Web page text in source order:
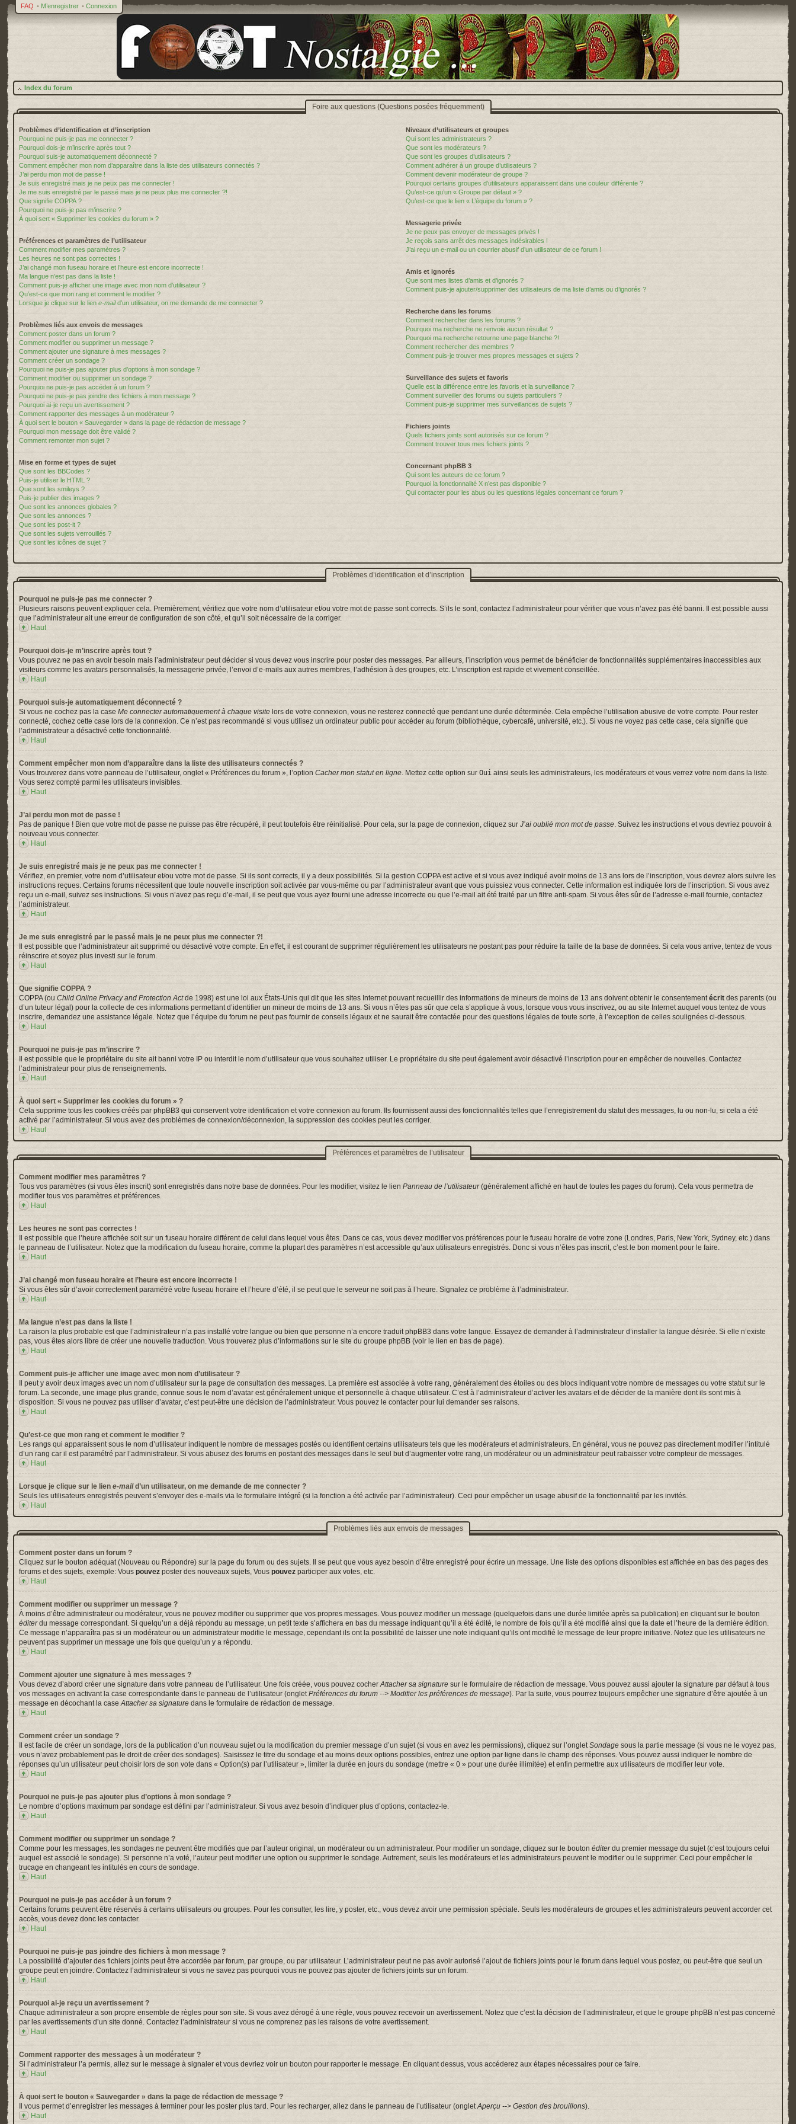
FAQ • M’enregistrer • Connexion
Index du forum
Foire aux questions (Questions posées fréquemment)
Problèmes d’identification et d’inscription
Pourquoi ne puis-je pas me connecter ?
Pourquoi dois-je m’inscrire après tout ?
Pourquoi suis-je automatiquement déconnecté ?
Comment empêcher mon nom d’apparaître dans la liste des utilisateurs connectés ?
J’ai perdu mon mot de passe !
Je suis enregistré mais je ne peux pas me connecter !
Je me suis enregistré par le passé mais je ne peux plus me connecter ?!
Que signifie COPPA ?
Pourquoi ne puis-je pas m’inscrire ?
À quoi sert « Supprimer les cookies du forum » ?
Préférences et paramètres de l’utilisateur
Comment modifier mes paramètres ?
Les heures ne sont pas correctes !
J’ai changé mon fuseau horaire et l’heure est encore incorrecte !
Ma langue n’est pas dans la liste !
Comment puis-je afficher une image avec mon nom d’utilisateur ?
Qu’est-ce que mon rang et comment le modifier ?
Lorsque je clique sur le lien e-maild’un utilisateur, on me demande de me connecter ?
Problèmes liés aux envois de messages
Comment poster dans un forum ?
Comment modifier ou supprimer un message ?
Comment ajouter une signature à mes messages ?
Comment créer un sondage ?
Pourquoi ne puis-je pas ajouter plus d’options à mon sondage ?
Comment modifier ou supprimer un sondage ?
Pourquoi ne puis-je pas accéder à un forum ?
Pourquoi ne puis-je pas joindre des fichiers à mon message ?
Pourquoi ai-je reçu un avertissement ?
Comment rapporter des messages à un modérateur ?
À quoi sert le bouton « Sauvegarder » dans la page de rédaction de message ?
Pourquoi mon message doit être validé ?
Comment remonter mon sujet ?
Mise en forme et types de sujet
Que sont les BBCodes ?
Puis-je utiliser le HTML ?
Que sont les smileys ?
Puis-je publier des images ?
Que sont les annonces globales ?
Que sont les annonces ?
Que sont les post-it ?
Que sont les sujets verrouillés ?
Que sont les icônes de sujet ?
Niveaux d’utilisateurs et groupes
Qui sont les administrateurs ?
Que sont les modérateurs ?
Que sont les groupes d’utilisateurs ?
Comment adhérer à un groupe d’utilisateurs ?
Comment devenir modérateur de groupe ?
Pourquoi certains groupes d’utilisateurs apparaissent dans une couleur différente ?
Qu’est-ce qu’un « Groupe par défaut » ?
Qu’est-ce que le lien « L’équipe du forum » ?
Messagerie privée
Je ne peux pas envoyer de messages privés !
Je reçois sans arrêt des messages indésirables !
J’ai reçu un e-mail ou un courrier abusif d’un utilisateur de ce forum !
Amis et ignorés
Que sont mes listes d’amis et d’ignorés ?
Comment puis-je ajouter/supprimer des utilisateurs de ma liste d’amis ou d’ignorés ?
Recherche dans les forums
Comment rechercher dans les forums ?
Pourquoi ma recherche ne renvoie aucun résultat ?
Pourquoi ma recherche retourne une page blanche ?!
Comment rechercher des membres ?
Comment puis-je trouver mes propres messages et sujets ?
Surveillance des sujets et favoris
Quelle est la différence entre les favoris et la surveillance ?
Comment surveiller des forums ou sujets particuliers ?
Comment puis-je supprimer mes surveillances de sujets ?
Fichiers joints
Quels fichiers joints sont autorisés sur ce forum ?
Comment trouver tous mes fichiers joints ?
Concernant phpBB 3
Qui sont les auteurs de ce forum ?
Pourquoi la fonctionnalité X n’est pas disponible ?
Qui contacter pour les abus ou les questions légales concernant ce forum ?
Problèmes d’identification et d’inscription
Pourquoi ne puis-je pas me connecter ?
Plusieurs raisons peuvent expliquer cela. Premièrement, vérifiez que votre nom d’utilisateur et/ou votre mot de passe sont corrects. S’ils le sont, contactez l’administrateur pour vérifier que vous n’avez pas été banni. Il est possible aussi
que l’administrateur ait une erreur de configuration de son côté, et qu’il soit nécessaire de la corriger.
Haut
Pourquoi dois-je m’inscrire après tout ?
Vous pouvez ne pas en avoir besoin mais l’administrateur peut décider si vous devez vous inscrire pour poster des messages. Par ailleurs, l’inscription vous permet de bénéficier de fonctionnalités supplémentaires inaccessibles aux
visiteurs comme les avatars personnalisés, la messagerie privée, l’envoi d’e-mails aux autres membres, l’adhésion à des groupes, etc. L’inscription est rapide et vivement conseillée.
Haut
Pourquoi suis-je automatiquement déconnecté ?
Si vous ne cochez pas la case Me connecter automatiquement à chaque visite lors de votre connexion, vous ne resterez connecté que pendant une durée déterminée. Cela empêche l’utilisation abusive de votre compte. Pour rester
connecté, cochez cette case lors de la connexion. Ce n’est pas recommandé si vous utilisez un ordinateur public pour accéder au forum (bibliothèque, cybercafé, université, etc.). Si vous ne voyez pas cette case, cela signifie que
l’administrateur a désactivé cette fonctionnalité.
Haut
Comment empêcher mon nom d’apparaître dans la liste des utilisateurs connectés ?
Vous trouverez dans votre panneau de l’utilisateur, onglet « Préférences du forum », l’option Cacher mon statut en ligne. Mettez cette option sur Oui ainsi seuls les administrateurs, les modérateurs et vous verrez votre nom dans la liste.
Vous serez compté parmi les utilisateurs invisibles.
Haut
J’ai perdu mon mot de passe !
Pas de panique ! Bien que votre mot de passe ne puisse pas être récupéré, il peut toutefois être réinitialisé. Pour cela, sur la page de connexion, cliquez sur J’ai oublié mon mot de passe. Suivez les instructions et vous devriez pouvoir à
nouveau vous connecter.
Haut
Je suis enregistré mais je ne peux pas me connecter !
Vérifiez, en premier, votre nom d’utilisateur et/ou votre mot de passe. Si ils sont corrects, il y a deux possibilités. Si la gestion COPPA est active et si vous avez indiqué avoir moins de 13 ans lors de l’inscription, vous devrez alors suivre les
instructions reçues. Certains forums nécessitent que toute nouvelle inscription soit activée par vous-même ou par l’administrateur avant que vous puissiez vous connecter. Cette information est indiquée lors de l’inscription. Si vous avez
reçu un e-mail, suivez ses instructions. Si vous n’avez pas reçu d’e-mail, il se peut que vous ayez fourni une adresse incorrecte ou que l’e-mail ait été traité par un filtre anti-spam. Si vous êtes sûr de l’adresse e-mail fournie, contactez
l’administrateur.
Haut
Je me suis enregistré par le passé mais je ne peux plus me connecter ?!
Il est possible que l’administrateur ait supprimé ou désactivé votre compte. En effet, il est courant de supprimer régulièrement les utilisateurs ne postant pas pour réduire la taille de la base de données. Si cela vous arrive, tentez de vous
réinscrire et soyez plus investi sur le forum.
Haut
Que signifie COPPA ?
COPPA (ou Child Online Privacy and Protection Actde 1998) est une loi aux États-Unis qui dit que les sites Internet pouvant recueillir des informations de mineurs de moins de 13 ans doivent obtenir le consentementécrit des parents (ou
d’un tuteur légal) pour la collecte de ces informations permettant d’identifier un mineur de moins de 13 ans. Si vous n’êtes pas sûr que cela s’applique à vous, lorsque vous vous inscrivez, ou au site Internet auquel vous tentez de vous
inscrire, demandez une assistance légale. Notez que l’équipe du forum ne peut pas fournir de conseils légaux et ne saurait être contactée pour des questions légales de toute sorte, à l’exception de celles soulignées ci-dessous.
Haut
Pourquoi ne puis-je pas m’inscrire ?
Il est possible que le propriétaire du site ait banni votre IP ou interdit le nom d’utilisateur que vous souhaitez utiliser. Le propriétaire du site peut également avoir désactivé l’inscription pour en empêcher de nouvelles. Contactez
l’administrateur pour plus de renseignements.
Haut
À quoi sert « Supprimer les cookies du forum » ?
Cela supprime tous les cookies créés par phpBB3 qui conservent votre identification et votre connexion au forum. Ils fournissent aussi des fonctionnalités telles que l’enregistrement du statut des messages, lu ou non-lu, si cela a été
activé par l’administrateur. Si vous avez des problèmes de connexion/déconnexion, la suppression des cookies peut les corriger.
Haut
Préférences et paramètres de l’utilisateur
Comment modifier mes paramètres ?
Tous vos paramètres (si vous êtes inscrit) sont enregistrés dans notre base de données. Pour les modifier, visitez le lien Panneau de l’utilisateur(généralement affiché en haut de toutes les pages du forum). Cela vous permettra de
modifier tous vos paramètres et préférences.
Haut
Les heures ne sont pas correctes !
Il est possible que l’heure affichée soit sur un fuseau horaire différent de celui dans lequel vous êtes. Dans ce cas, vous devez modifier vos préférences pour le fuseau horaire de votre zone (Londres, Paris, New York, Sydney, etc.) dans
le panneau de l’utilisateur. Notez que la modification du fuseau horaire, comme la plupart des paramètres n’est accessible qu’aux utilisateurs enregistrés. Donc si vous n’êtes pas inscrit, c’est le bon moment pour le faire.
Haut
J’ai changé mon fuseau horaire et l’heure est encore incorrecte !
Si vous êtes sûr d’avoir correctement paramétré votre fuseau horaire et l’heure d’été, il se peut que le serveur ne soit pas à l’heure. Signalez ce problème à l’administrateur.
Haut
Ma langue n’est pas dans la liste !
La raison la plus probable est que l’administrateur n’a pas installé votre langue ou bien que personne n’a encore traduit phpBB3 dans votre langue. Essayez de demander à l’administrateur d’installer la langue désirée. Si elle n’existe
pas, vous êtes alors libre de créer une nouvelle traduction. Vous trouverez plus d’informations sur le site du groupe phpBB (voir le lien en bas de page).
Haut
Comment puis-je afficher une image avec mon nom d’utilisateur ?
Il peut y avoir deux images avec un nom d’utilisateur sur la page de consultation des messages. La première est associée à votre rang, généralement des étoiles ou des blocs indiquant votre nombre de messages ou votre statut sur le
forum. La seconde, une image plus grande, connue sous le nom d’avatar est généralement unique et personnelle à chaque utilisateur. C’est à l’administrateur d’activer les avatars et de décider de la manière dont ils sont mis à
disposition. Si vous ne pouvez pas utiliser d’avatar, c’est peut-être une décision de l’administrateur. Vous pouvez le contacter pour lui demander ses raisons.
Haut
Qu’est-ce que mon rang et comment le modifier ?
Les rangs qui apparaissent sous le nom d’utilisateur indiquent le nombre de messages postés ou identifient certains utilisateurs tels que les modérateurs et administrateurs. En général, vous ne pouvez pas directement modifier l’intitulé
d’un rang car il est paramétré par l’administrateur. Si vous abusez des forums en postant des messages dans le seul but d’augmenter votre rang, un modérateur ou un administrateur peut rabaisser votre compteur de messages.
Haut
Lorsque je clique sur le lien e-maild’un utilisateur, on me demande de me connecter ?
Seuls les utilisateurs enregistrés peuvent s’envoyer des e-mails via le formulaire intégré (si la fonction a été activée par l’administrateur). Ceci pour empêcher un usage abusif de la fonctionnalité par les invités.
Haut
Problèmes liés aux envois de messages
Comment poster dans un forum ?
Cliquez sur le bouton adéquat (Nouveau ou Répondre) sur la page du forum ou des sujets. Il se peut que vous ayez besoin d’être enregistré pour écrire un message. Une liste des options disponibles est affichée en bas des pages des
forums et des sujets, exemple: Vous pouvez poster des nouveaux sujets, Vous pouvez participer aux votes, etc.
Haut
Comment modifier ou supprimer un message ?
À moins d’être administrateur ou modérateur, vous ne pouvez modifier ou supprimer que vos propres messages. Vous pouvez modifier un message (quelquefois dans une durée limitée après sa publication) en cliquant sur le bouton
éditerdu message correspondant. Si quelqu’un a déjà répondu au message, un petit texte s’affichera en bas du message indiquant qu’il a été édité, le nombre de fois qu’il a été modifié ainsi que la date et l’heure de la dernière édition.
Ce message n’apparaîtra pas si un modérateur ou un administrateur modifie le message, cependant ils ont la possibilité de laisser une note indiquant qu’ils ont modifié le message de leur propre initiative. Notez que les utilisateurs ne
peuvent pas supprimer un message une fois que quelqu’un y a répondu.
Haut
Comment ajouter une signature à mes messages ?
Vous devez d’abord créer une signature dans votre panneau de l’utilisateur. Une fois créée, vous pouvez cocherAttacher sa signature sur le formulaire de rédaction de message. Vous pouvez aussi ajouter la signature par défaut à tous
vos messages en activant la case correspondante dans le panneau de l’utilisateur (ongletPréférences du forum --> Modifier les préférences de message). Par la suite, vous pourrez toujours empêcher une signature d’être ajoutée à un
message en décochant la caseAttacher sa signature dans le formulaire de rédaction de message.
Haut
Comment créer un sondage ?
Il est facile de créer un sondage, lors de la publication d’un nouveau sujet ou la modification du premier message d’un sujet (si vous en avez les permissions), cliquez sur l’ongletSondage sous la partie message (si vous ne le voyez pas,
vous n’avez probablement pas le droit de créer des sondages). Saisissez le titre du sondage et au moins deux options possibles, entrez une option par ligne dans le champ des réponses. Vous pouvez aussi indiquer le nombre de
réponses qu’un utilisateur peut choisir lors de son vote dans « Option(s) par l’utilisateur », limiter la durée en jours du sondage (mettre « 0 » pour une durée illimitée) et enfin permettre aux utilisateurs de modifier leur vote.
Haut
Pourquoi ne puis-je pas ajouter plus d’options à mon sondage ?
Le nombre d’options maximum par sondage est défini par l’administrateur. Si vous avez besoin d’indiquer plus d’options, contactez-le.
Haut
Comment modifier ou supprimer un sondage ?
Comme pour les messages, les sondages ne peuvent être modifiés que par l’auteur original, un modérateur ou un administrateur. Pour modifier un sondage, cliquez sur le bouton éditerdu premier message du sujet (c’est toujours celui
auquel est associé le sondage). Si personne n’a voté, l’auteur peut modifier une option ou supprimer le sondage. Autrement, seuls les modérateurs et les administrateurs peuvent le modifier ou le supprimer. Ceci pour empêcher le
trucage en changeant les intitulés en cours de sondage.
Haut
Pourquoi ne puis-je pas accéder à un forum ?
Certains forums peuvent être réservés à certains utilisateurs ou groupes. Pour les consulter, les lire, y poster, etc., vous devez avoir une permission spéciale. Seuls les modérateurs de groupes et les administrateurs peuvent accorder cet
accès, vous devez donc les contacter.
Haut
Pourquoi ne puis-je pas joindre des fichiers à mon message ?
La possibilité d’ajouter des fichiers joints peut être accordée par forum, par groupe, ou par utilisateur. L’administrateur peut ne pas avoir autorisé l’ajout de fichiers joints pour le forum dans lequel vous postez, ou peut-être que seul un
groupe peut en joindre. Contactez l’administrateur si vous ne savez pas pourquoi vous ne pouvez pas ajouter de fichiers joints sur un forum.
Haut
Pourquoi ai-je reçu un avertissement ?
Chaque administrateur a son propre ensemble de règles pour son site. Si vous avez dérogé à une règle, vous pouvez recevoir un avertissement. Notez que c’est la décision de l’administrateur, et que le groupe phpBB n’est pas concerné
par les avertissements d’un site donné. Contactez l’administrateur si vous ne comprenez pas les raisons de votre avertissement.
Haut
Comment rapporter des messages à un modérateur ?
Si l’administrateur l’a permis, allez sur le message à signaler et vous devriez voir un bouton pour rapporter le message. En cliquant dessus, vous accéderez aux étapes nécessaires pour ce faire.
Haut
À quoi sert le bouton « Sauvegarder » dans la page de rédaction de message ?
Il vous permet d’enregistrer les messages à terminer pour les poster plus tard. Pour les recharger, allez dans le panneau de l’utilisateur (ongletAperçu --> Gestion des brouillons).
Haut